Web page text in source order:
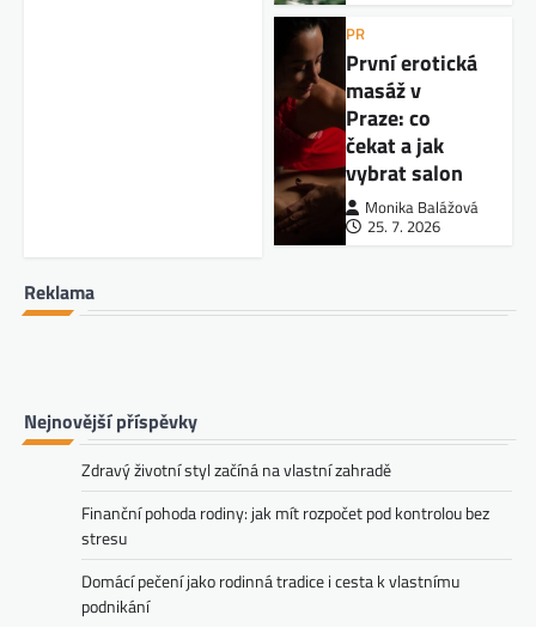
PR
První erotická
masáž v
Praze: co
čekat a jak
vybrat salon
Monika Balážová
25. 7. 2026
Reklama
Nejnovější příspěvky
Zdravý životní styl začíná na vlastní zahradě
Finanční pohoda rodiny: jak mít rozpočet pod kontrolou bez
stresu
Domácí pečení jako rodinná tradice i cesta k vlastnímu
podnikání